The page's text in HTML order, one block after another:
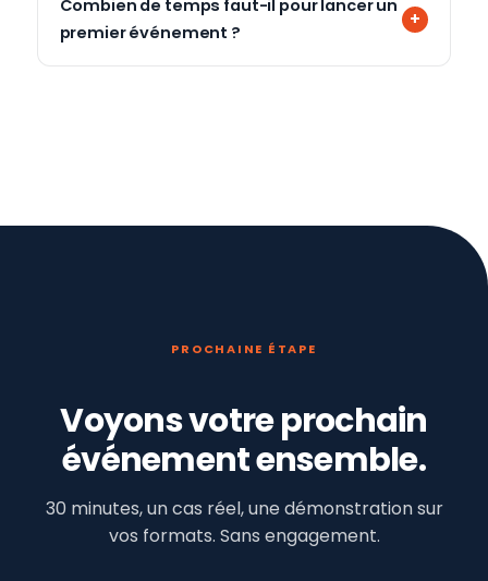
Combien de temps faut-il pour lancer un
premier événement ?
PROCHAINE ÉTAPE
Voyons votre prochain
événement ensemble.
30 minutes, un cas réel, une démonstration sur
vos formats. Sans engagement.